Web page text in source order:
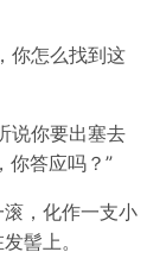
你怎么找到这
说你要出塞去
你答应吗？”
，化作一支小
髻上。